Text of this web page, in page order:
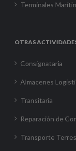
Terminales
OTRAS
Consignataria
Almacenes
Transitaria
Reparación de
Transporte